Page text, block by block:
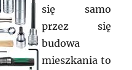
się samo
przez się
budowa
mieszkania to